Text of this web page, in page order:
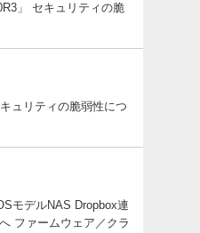
」 セキュリティの脆
ュリティの脆弱性につ
モデルNAS Dropbox連
ファームウェア／クラ